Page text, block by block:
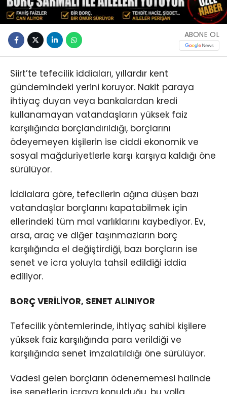
ABONE OL
Siirt’te tefecilik iddiaları, yıllardır kent
gündemindeki yerini koruyor. Nakit paraya
ihtiyaç duyan veya bankalardan kredi
kullanamayan vatandaşların yüksek faiz
karşılığında borçlandırıldığı, borçlarını
ödeyemeyen kişilerin ise ciddi ekonomik ve
sosyal mağduriyetlerle karşı karşıya kaldığı öne
sürülüyor.
İddialara göre, tefecilerin ağına düşen bazı
vatandaşlar borçlarını kapatabilmek için
ellerindeki tüm mal varlıklarını kaybediyor. Ev,
arsa, araç ve diğer taşınmazların borç
karşılığında el değiştirdiği, bazı borçların ise
senet ve icra yoluyla tahsil edildiği iddia
ediliyor.
BORÇ VERİLİYOR, SENET ALINIYOR
Tefecilik yöntemlerinde, ihtiyaç sahibi kişilere
yüksek faiz karşılığında para verildiği ve
karşılığında senet imzalatıldığı öne sürülüyor.
Vadesi gelen borçların ödenememesi halinde